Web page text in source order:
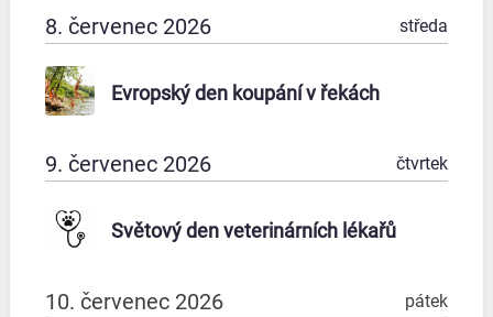
8. červenec 2026 středa
Evropský den koupání v řekách
9. červenec 2026 čtvrtek
Světový den veterinárních lékařů
10. červenec 2026 pátek